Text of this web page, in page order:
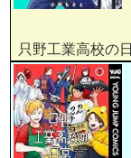
只野工業高校の